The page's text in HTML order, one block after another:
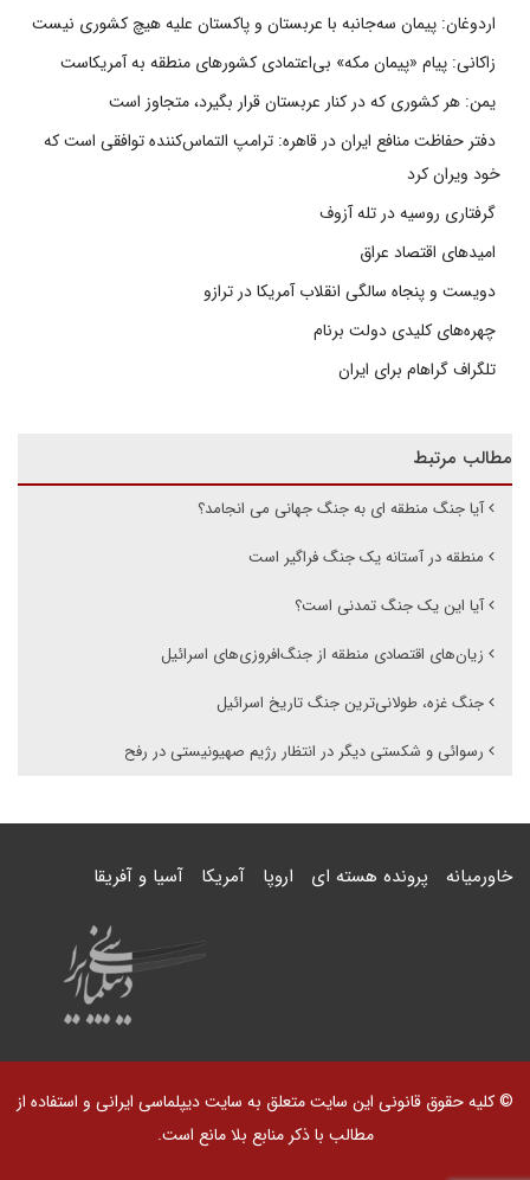
اردوغان: پیمان سه‌جانبه با عربستان و پاکستان علیه هیچ کشوری نیست
زاکانی: پیام «پیمان مکه» بی‌اعتمادی کشورهای منطقه به آمریکاست
یمن: هر کشوری که در کنار عربستان قرار بگیرد، متجاوز است
دفتر حفاظت منافع ایران در قاهره: ترامپ التماس‌کننده توافقی است که
خود ویران کرد
گرفتاری روسیه در تله آزوف
امیدهای اقتصاد عراق
دویست و پنجاه سالگی انقلاب آمریکا در ترازو
چهره‌های کلیدی دولت برنام
تلگراف گراهام برای ایران
مطالب مرتبط
آیا جنگ منطقه ای به جنگ جهانی می انجامد؟
منطقه در آستانه یک جنگ فراگیر است
آیا این یک جنگ تمدنی است؟
زیان‌های اقتصادی منطقه از جنگ‌افروزی‌های اسرائیل
جنگ غزه، طولانی‌ترین جنگ تاریخ اسرائیل
رسوائی و شکستی دیگر در انتظار رژیم صهیونیستی در رفح
خاورمیانه پرونده هسته ای اروپا آمریکا آسیا و آفریقا
© کلیه حقوق قانونی این سایت متعلق به سایت دیپلماسی ایرانی و استفاده از
مطالب با ذکر منابع بلا مانع است.